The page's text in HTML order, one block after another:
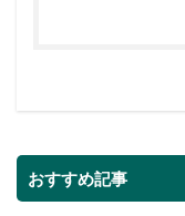
おすすめ記事